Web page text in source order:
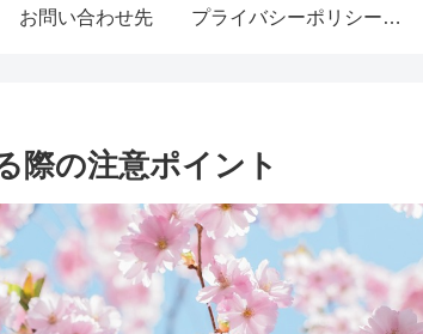
お問い合わせ先 プライバシーポリシー・免責事項
際の注意ポイント